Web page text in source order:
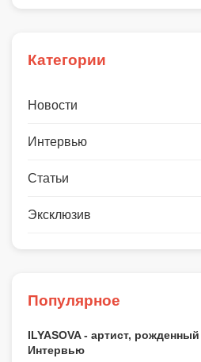
Категории
Новости
Интервью
Статьи
Эксклюзив
Популярное
ILYASOVA - артист,
Интервью